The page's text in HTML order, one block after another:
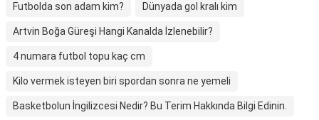
Futbolda son adam kim? Dünyada gol kralı kim
Artvin Boğa Güreşi Hangi Kanalda İzlenebilir?
4 numara futbol topu kaç cm
Kilo vermek isteyen biri spordan sonra ne yemeli
Basketbolun İngilizcesi Nedir? Bu Terim Hakkında Bilgi Edinin.